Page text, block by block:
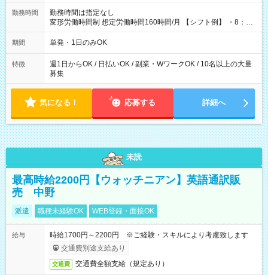
勤務時間
勤務時間は指定なし
変形労働時間制 想定労働時間160時間/月 【シフト例】 ・8：00
～21：00
期間 単発・1日のみOK
特徴
週1日からOK / 日払いOK / 副業・WワークOK / 10名以上の大量
募集
気になる！ 応募する 詳細へ
未読
最高時給2200円【ウォッチニアン】英語通訳販
売 中野
派遣 職種未経験OK WEB登録・面接OK
給与
時給1700円～2200円 ※ご経験・スキルにより考慮致します
交通費別途支給あり
交通費 交通費全額支給（規定あり）